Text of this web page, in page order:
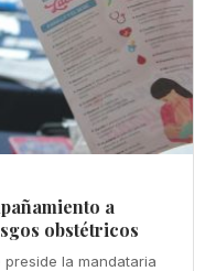
a
obstétricos
preside la mandataria